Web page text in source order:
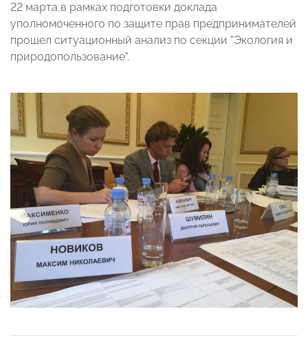
22 марта в рамках подготовки доклада
уполномоченного по защите прав предпринимателей
прошел ситуационный анализ по секции "Экология и
природопользование".